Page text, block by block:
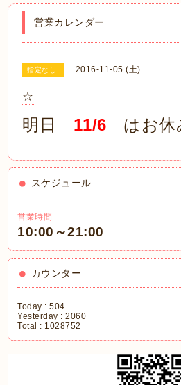
営業カレンダー
指定なし 2016-11-05 (土)
☆
明日 11/6 はお休
スケジュール
営業時間
10:00～21:00
カウンター
Today :504
Yesterday :2060
Total : 1028752